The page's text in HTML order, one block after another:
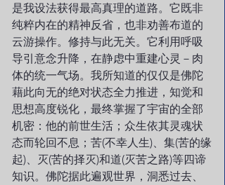
是我设法获得最高真理的道路。它既非
纯粹内在的精神反省，也非劝善布道的
云游操作。修持与此无关。它利用呼吸
导引意念升降，在静虑中重建心灵－肉
体的统一气场。我所知道的仅仅是佛陀
藉此向无的绝对状态全力推进，知觉和
思想高度锐化，最终掌握了宇宙的全部
机密：他的前世生活；众生依其灵魂状
态而轮回不息；苦(不幸人生)、集(苦的缘
起)、灭(苦的择灭)和道(灭苦之路)等四谛
知识。佛陀据此遍观世界，洞悉过去、